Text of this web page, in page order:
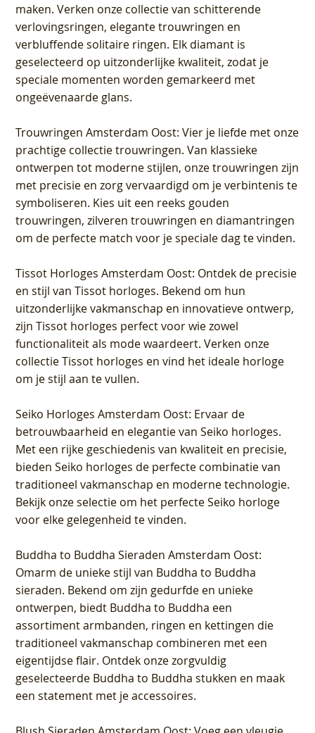
maken. Verken onze collectie van schitterende
verlovingsringen, elegante trouwringen en
verbluffende solitaire ringen. Elk diamant is
geselecteerd op uitzonderlijke kwaliteit, zodat je
speciale momenten worden gemarkeerd met
ongeëvenaarde glans.
Trouwringen Amsterdam Oost: Vier je liefde met onze
prachtige collectie trouwringen. Van klassieke
ontwerpen tot moderne stijlen, onze trouwringen zijn
met precisie en zorg vervaardigd om je verbintenis te
symboliseren. Kies uit een reeks gouden
trouwringen, zilveren trouwringen en diamantringen
om de perfecte match voor je speciale dag te vinden.
Tissot Horloges Amsterdam Oost: Ontdek de precisie
en stijl van Tissot horloges. Bekend om hun
uitzonderlijke vakmanschap en innovatieve ontwerp,
zijn Tissot horloges perfect voor wie zowel
functionaliteit als mode waardeert. Verken onze
collectie Tissot horloges en vind het ideale horloge
om je stijl aan te vullen.
Seiko Horloges Amsterdam Oost: Ervaar de
betrouwbaarheid en elegantie van Seiko horloges.
Met een rijke geschiedenis van kwaliteit en precisie,
bieden Seiko horloges de perfecte combinatie van
traditioneel vakmanschap en moderne technologie.
Bekijk onze selectie om het perfecte Seiko horloge
voor elke gelegenheid te vinden.
Buddha to Buddha Sieraden Amsterdam Oost:
Omarm de unieke stijl van Buddha to Buddha
sieraden. Bekend om zijn gedurfde en unieke
ontwerpen, biedt Buddha to Buddha een
assortiment armbanden, ringen en kettingen die
traditioneel vakmanschap combineren met een
eigentijdse flair. Ontdek onze zorgvuldig
geselecteerde Buddha to Buddha stukken en maak
een statement met je accessoires.